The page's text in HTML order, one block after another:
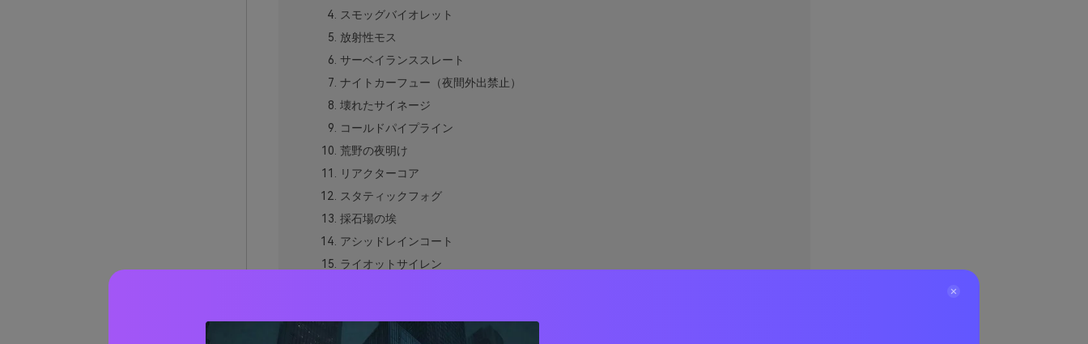
スモッグバイオレット
放射性モス
サーベイランススレート
ナイトカーフュー（夜間外出禁止）
壊れたサイネージ
コールドパイプライン
荒野の夜明け
リアクターコア
スタティックフォグ
採石場の埃
アシッドレインコート
ライオットサイレン
色褪せたカーニバル